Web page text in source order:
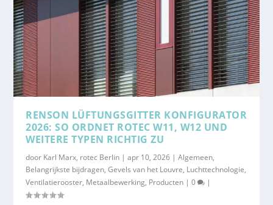
RENSON LÜFTUNGSGITTER KONFIGURATOR
2026: SO ORDNET ROTEC W11, W12 UND
WEITERE TYPEN RICHTIG ZU
door Karl Marx, rotec Berlin |apr 10, 2026 |Algemeen,
Belangrijkste bijdragen,Gevels van het Louvre, Luchttechnologie,
Ventilatierooster, Metaalbewerking, Producten |0 |